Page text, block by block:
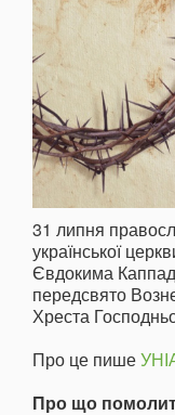
31 липня
української
Євдокима
передсвято
Хреста
Про це пише
Про що